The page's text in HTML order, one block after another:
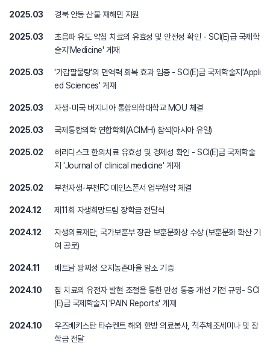
2025.03 경북 안동 산불 재해민 지원
2025.03
초음파 유도 약침 치료의 유효성 및 안전성 확인 - SCI(E)급 국제학
술지'Medicine' 게재
2025.03
'가감팔물탕'의 면역력 회복 효과 입증 - SCI(E)급 국제학술지'Appli
ed Sciences' 게재
2025.03 자생-미국 버지니아 통합의학대학교 MOU 체결
2025.03 국제통합의학 연합학회(ACIMH) 참석(아시아 유일)
2025.02
허리디스크 한의치료 유효성 및 경제성 확인 - SCI(E)급 국제학술
지 'Journal of clinical medicine' 게재
2025.02 부천자생-부천FC 메인스폰서 업무협약 체결
2024.12 제11회 자생희망드림 장학금 전달식
2024.12
자생의료재단, 국가보훈부 장관 보훈문화상 수상 (보훈문화 확산 기
여 공로)
2024.11 베트남 꽝찌성 오지농촌마을 암소 기증
2024.10
침 치료의 유전자 발현 조절을 통한 만성 통증 개선 기전 규명- SCI
(E)급 국제학술지 'PAIN Reports' 게재
2024.10
우즈베키스탄 타슈켄트 해외 한방 의료봉사, 척추체조세미나 및 장
학금 전달